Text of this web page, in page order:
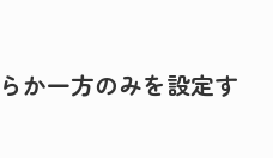
か一方のみを設定す